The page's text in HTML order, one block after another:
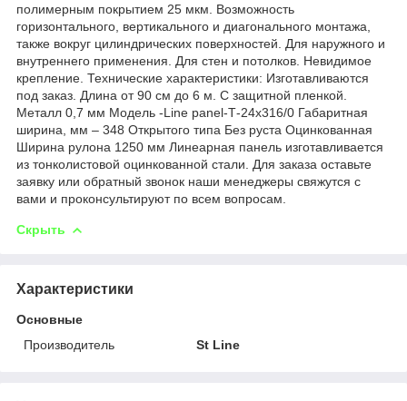
полимерным покрытием 25 мкм. Возможность
горизонтального, вертикального и диагонального монтажа,
также вокруг цилиндрических поверхностей. Для наружного и
внутреннего применения. Для стен и потолков. Невидимое
крепление. Технические характеристики: Изготавливаются
под заказ. Длина от 90 см до 6 м. С защитной пленкой.
Металл 0,7 мм Модель -Line panel-Т-24х316/0 Габаритная
ширина, мм – 348 Открытого типа Без руста Оцинкованная
Ширина рулона 1250 мм Линеарная панель изготавливается
из тонколистовой оцинкованной стали. Для заказа оставьте
заявку или обратный звонок наши менеджеры свяжутся с
вами и проконсультируют по всем вопросам.
Скрыть
Характеристики
Основные
Производитель
St Line